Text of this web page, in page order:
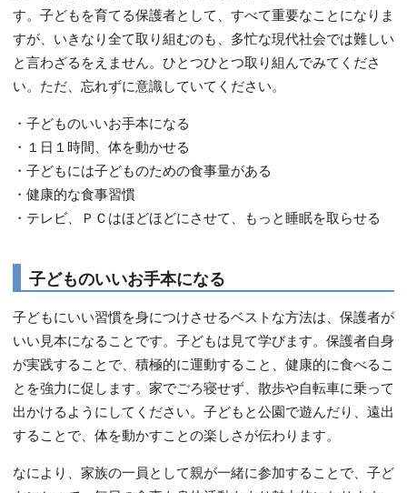
す。子どもを育てる保護者として、すべて重要なことになりま
すが、いきなり全て取り組むのも、多忙な現代社会では難しい
と言わざるをえません。ひとつひとつ取り組んでみてくださ
い。ただ、忘れずに意識していてください。
・子どものいいお手本になる
・１日１時間、体を動かせる
・子どもには子どものための食事量がある
・健康的な食事習慣
・テレビ、ＰＣはほどほどにさせて、もっと睡眠を取らせる
子どものいいお手本になる
子どもにいい習慣を身につけさせるベストな方法は、保護者が
いい見本になることです。子どもは見て学びます。保護者自身
が実践することで、積極的に運動すること、健康的に食べるこ
とを強力に促します。家でごろ寝せず、散歩や自転車に乗って
出かけるようにしてください。子どもと公園で遊んだり、遠出
することで、体を動かすことの楽しさが伝わります。
なにより、家族の一員として親が一緒に参加することで、子ど